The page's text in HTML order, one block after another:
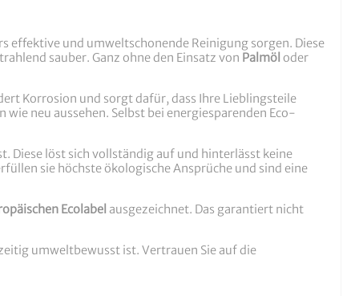
effektive und umweltschonende Reinigung sorgen. Diese
sauber. Ganz ohne den Einsatz von Palmöl oder
Korrosion und sorgt dafür, dass Ihre Lieblingsteile
neu aussehen. Selbst bei energiesparenden Eco-
Diese löst sich vollständig auf und hinterlässt keine
sie höchste ökologische Ansprüche und sind eine
Ecolabel ausgezeichnet. Das garantiert nicht
umweltbewusst ist. Vertrauen Sie auf die